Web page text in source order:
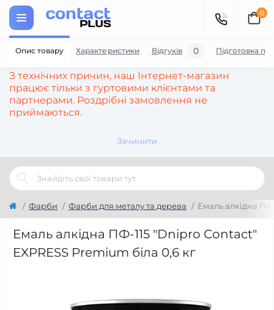
З технічних причин, наш Інтернет-магазин
працює тільки з гуртовими клієнтами та
партнерами. Роздрібні замовлення не
приймаються.
Зачинити
0
Фарби Фарби для металу та дерева Емаль алкідна
Емаль алкідна ПФ-115 "Dnipro Contact"
EXPRESS Premium біла 0,6 кг
Опис товару Характеристики Відгуків 0 Підготовка